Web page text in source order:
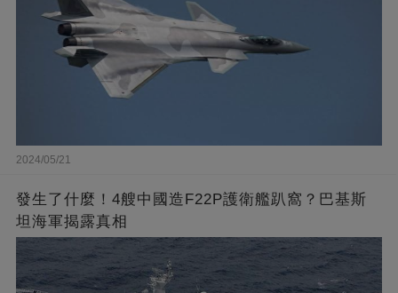
2024/05/21
發生了什麼！4艘中國造F22P護衛艦趴窩？巴基斯
坦海軍揭露真相